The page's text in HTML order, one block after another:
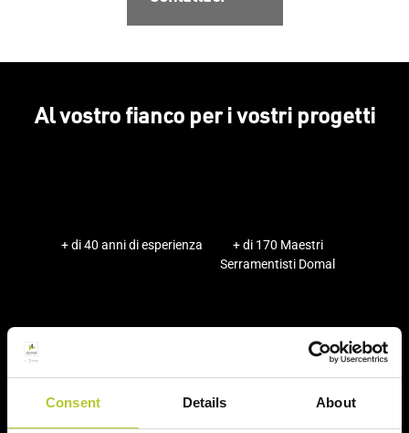
Consent Details About
Al vostro fianco per i vostri progetti
+ di 40 anni di esperienza
+ di 170 Maestri
Serramentisti Domal
Prodotti certificati